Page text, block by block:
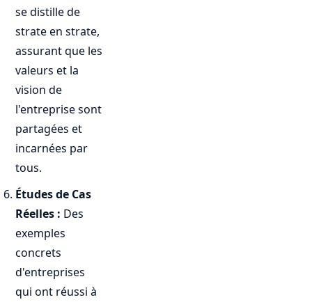
se distille de
strate en strate,
assurant que les
valeurs et la
vision de
l'entreprise sont
partagées et
incarnées par
tous.
Études de Cas
Réelles : Des
exemples
concrets
d'entreprises
qui ont réussi à